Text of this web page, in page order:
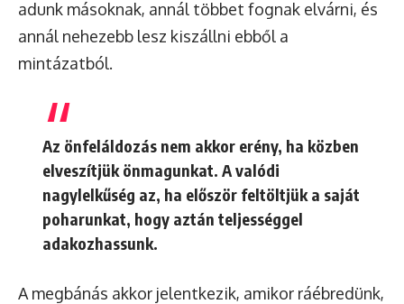
adunk másoknak, annál többet fognak elvárni, és
annál nehezebb lesz kiszállni ebből a
mintázatból.
Az önfeláldozás nem akkor erény, ha közben
elveszítjük önmagunkat. A valódi
nagylelkűség az, ha először feltöltjük a saját
poharunkat, hogy aztán teljességgel
adakozhassunk.
A megbánás akkor jelentkezik, amikor ráébredünk,